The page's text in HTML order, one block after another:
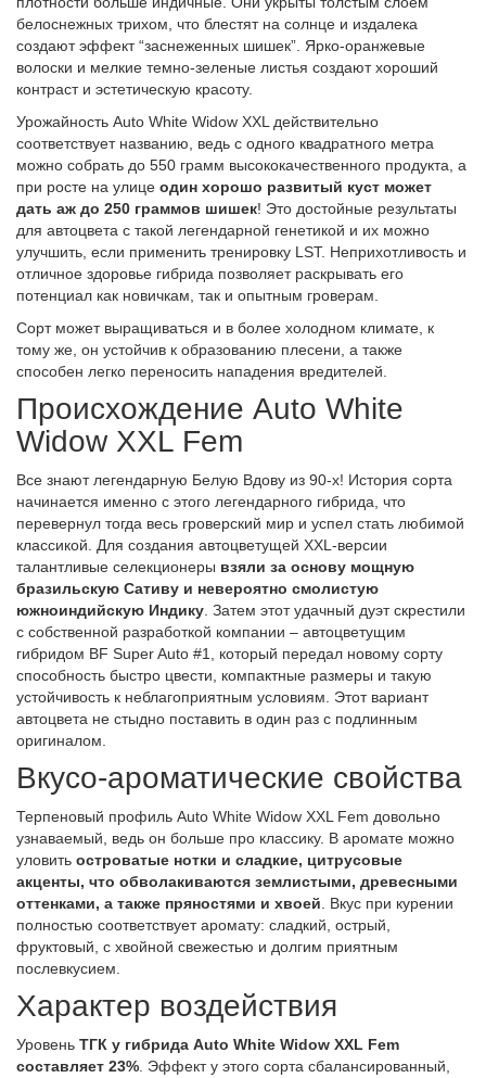
белоснежных трихом, что блестят на солнце и издалека
создают эффект “заснеженных шишек”. Ярко-оранжевые
волоски и мелкие темно-зеленые листья создают хороший
контраст и эстетическую красоту.
Урожайность Auto White Widow XXL действительно
соответствует названию, ведь с одного квадратного метра
можно собрать до 550 грамм высококачественного продукта, а
при росте на улице один хорошо развитый куст может
дать аж до 250 граммов шишек! Это достойные результаты
для автоцвета с такой легендарной генетикой и их можно
улучшить, если применить тренировку LST. Неприхотливость и
отличное здоровье гибрида позволяет раскрывать его
потенциал как новичкам, так и опытным гроверам.
Сорт может выращиваться и в более холодном климате, к
тому же, он устойчив к образованию плесени, а также
способен легко переносить нападения вредителей.
Происхождение Auto White
Widow XXL Fem
Все знают легендарную Белую Вдову из 90-х! История сорта
начинается именно с этого легендарного гибрида, что
перевернул тогда весь гроверский мир и успел стать любимой
классикой. Для создания автоцветущей XXL-версии
талантливые селекционеры взяли за основу мощную
бразильскую Сативу и невероятно смолистую
южноиндийскую Индику . Затем этот удачный дуэт скрестили
с собственной разработкой компании – автоцветущим
гибридом BF Super Auto #1, который передал новому сорту
способность быстро цвести, компактные размеры и такую
устойчивость к неблагоприятным условиям. Этот вариант
автоцвета не стыдно поставить в один раз с подлинным
оригиналом.
Вкусо-ароматические свойства
Терпеновый профиль Auto White Widow XXL Fem довольно
узнаваемый, ведь он больше про классику. В аромате можно
уловить островатые нотки и сладкие, цитрусовые
акценты, что обволакиваются землистыми, древесными
оттенками, а также пряностями и хвоей . Вкус при курении
полностью соответствует аромату: сладкий, острый,
фруктовый, с хвойной свежестью и долгим приятным
послевкусием.
Характер воздействия
Уровень ТГК у гибрида Auto White Widow XXL Fem
составляет 23% . Эффект у этого сорта сбалансированный,